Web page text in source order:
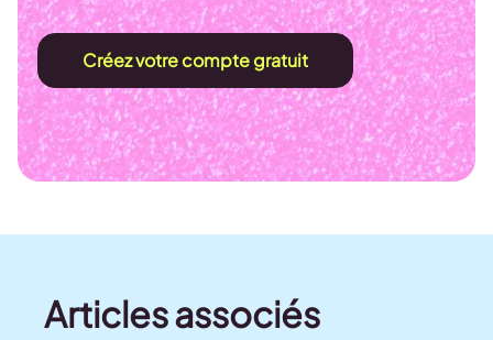
Créez votre compte gratuit
Articles associés